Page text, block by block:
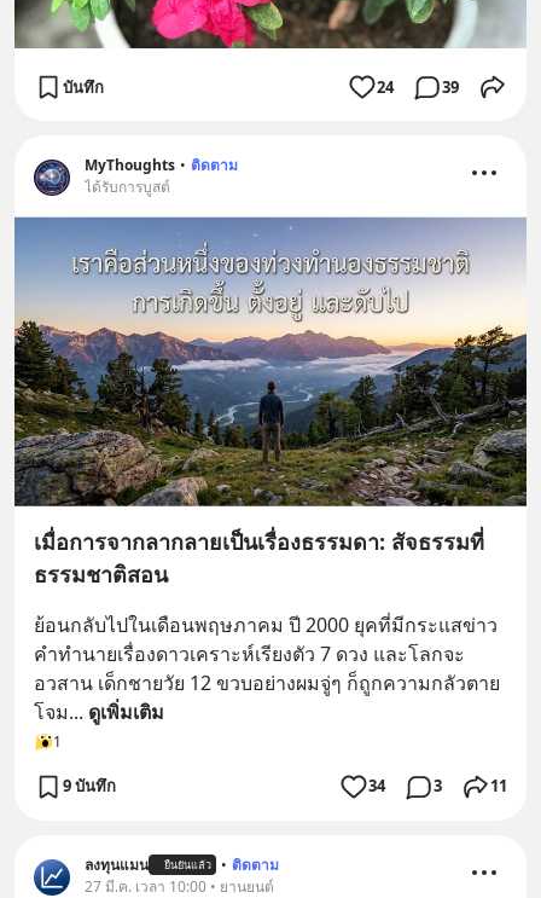
บันทึก 24 39
MyThoughts • ติดตาม
ได้รับการบูสต์
เมื่อการจากลากลายเป็นเรื่องธรรมดา: สัจธรรมที่
ธรรมชาติสอน
ย้อนกลับไปในเดือนพฤษภาคม ปี 2000 ยุคที่มีกระแสข่าว
คำทำนายเรื่องดาวเคราะห์เรียงตัว 7 ดวง และโลกจะ
อวสาน เด็กชายวัย 12 ขวบอย่างผมจู่ๆ ก็ถูกความกลัวตาย
โจม... ดูเพิ่มเติม
1
9 บันทึก 34 3 11
ลงทุนแมน ยืนยันแล้ว • ติดตาม
27 มี.ค. เวลา 10:00 • ยานยนต์